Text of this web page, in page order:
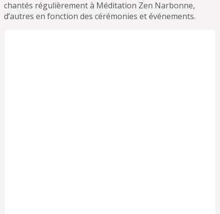
chantés régulièrement à Méditation Zen Narbonne,
d’autres en fonction des cérémonies et événements.